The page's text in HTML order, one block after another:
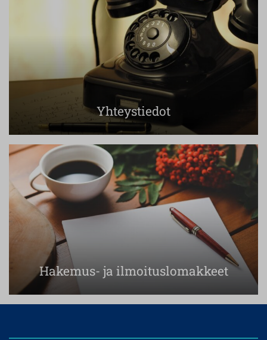
Yhteystiedot
Hakemus- ja ilmoituslomakkeet